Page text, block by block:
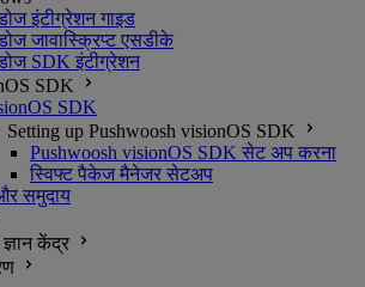
इंटीग्रेशन गाइड
जावास्क्रिप्ट एसडीके
SDK इंटीग्रेशन
SDK
SDK
Setting up Pushwoosh visionOS SDK
Pushwoosh visionOS SDK सेट अप करना
स्विफ्ट पैकेज मैनेजर सेटअप
समुदाय
केंद्र